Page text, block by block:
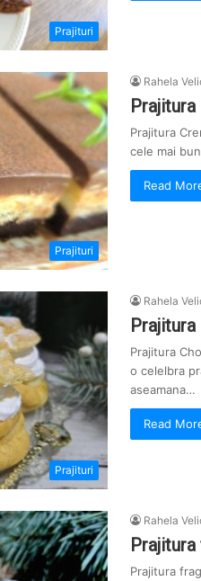
Prajituri
Prajituri
Rahela
Prajitura
Prajitura
cele mai
Read
Prajituri
Rahela
Prajitura
o celelbra
aseamana…
Read
Rahela
Prajitura